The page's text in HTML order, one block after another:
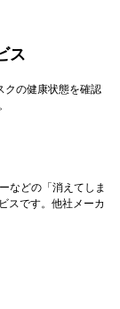
ス
クの健康状態を確認
などの「消えてしま
スです。他社メーカ